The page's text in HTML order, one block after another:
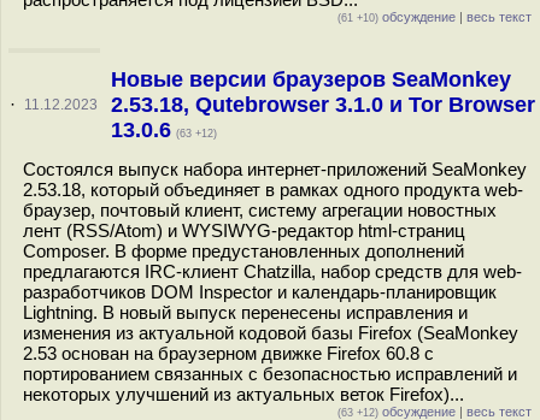
(61 +10) обсуждение | весь текст
· 11.12.2023
Новые версии браузеров SeaMonkey
2.53.18, Qutebrowser 3.1.0 и Tor Browser
13.0.6 (63 +12)
Состоялся выпуск набора интернет-приложений SeaMonkey
2.53.18, который объединяет в рамках одного продукта web-
браузер, почтовый клиент, систему агрегации новостных
лент (RSS/Atom) и WYSIWYG-редактор html-страниц
Composer. В форме предустановленных дополнений
предлагаются IRC-клиент Chatzilla, набор средств для web-
разработчиков DOM Inspector и календарь-планировщик
Lightning. В новый выпуск перенесены исправления и
изменения из актуальной кодовой базы Firefox (SeaMonkey
2.53 основан на браузерном движке Firefox 60.8 с
портированием связанных с безопасностью исправлений и
некоторых улучшений из актуальных веток Firefox)...
(63 +12) обсуждение | весь текст